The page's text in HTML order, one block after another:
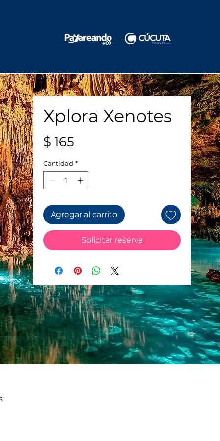
Xplora Xenotes
$ 165
Cantidad *
Agregar al carrito
Solicitar reserva